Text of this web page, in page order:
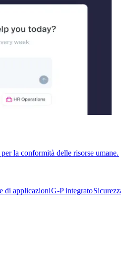
la conformità delle risorse umane.​​
di applicazioni​​G-P integrato​​